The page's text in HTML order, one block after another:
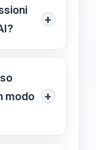
letali
+
tensioni
etica,
modo
+
guida